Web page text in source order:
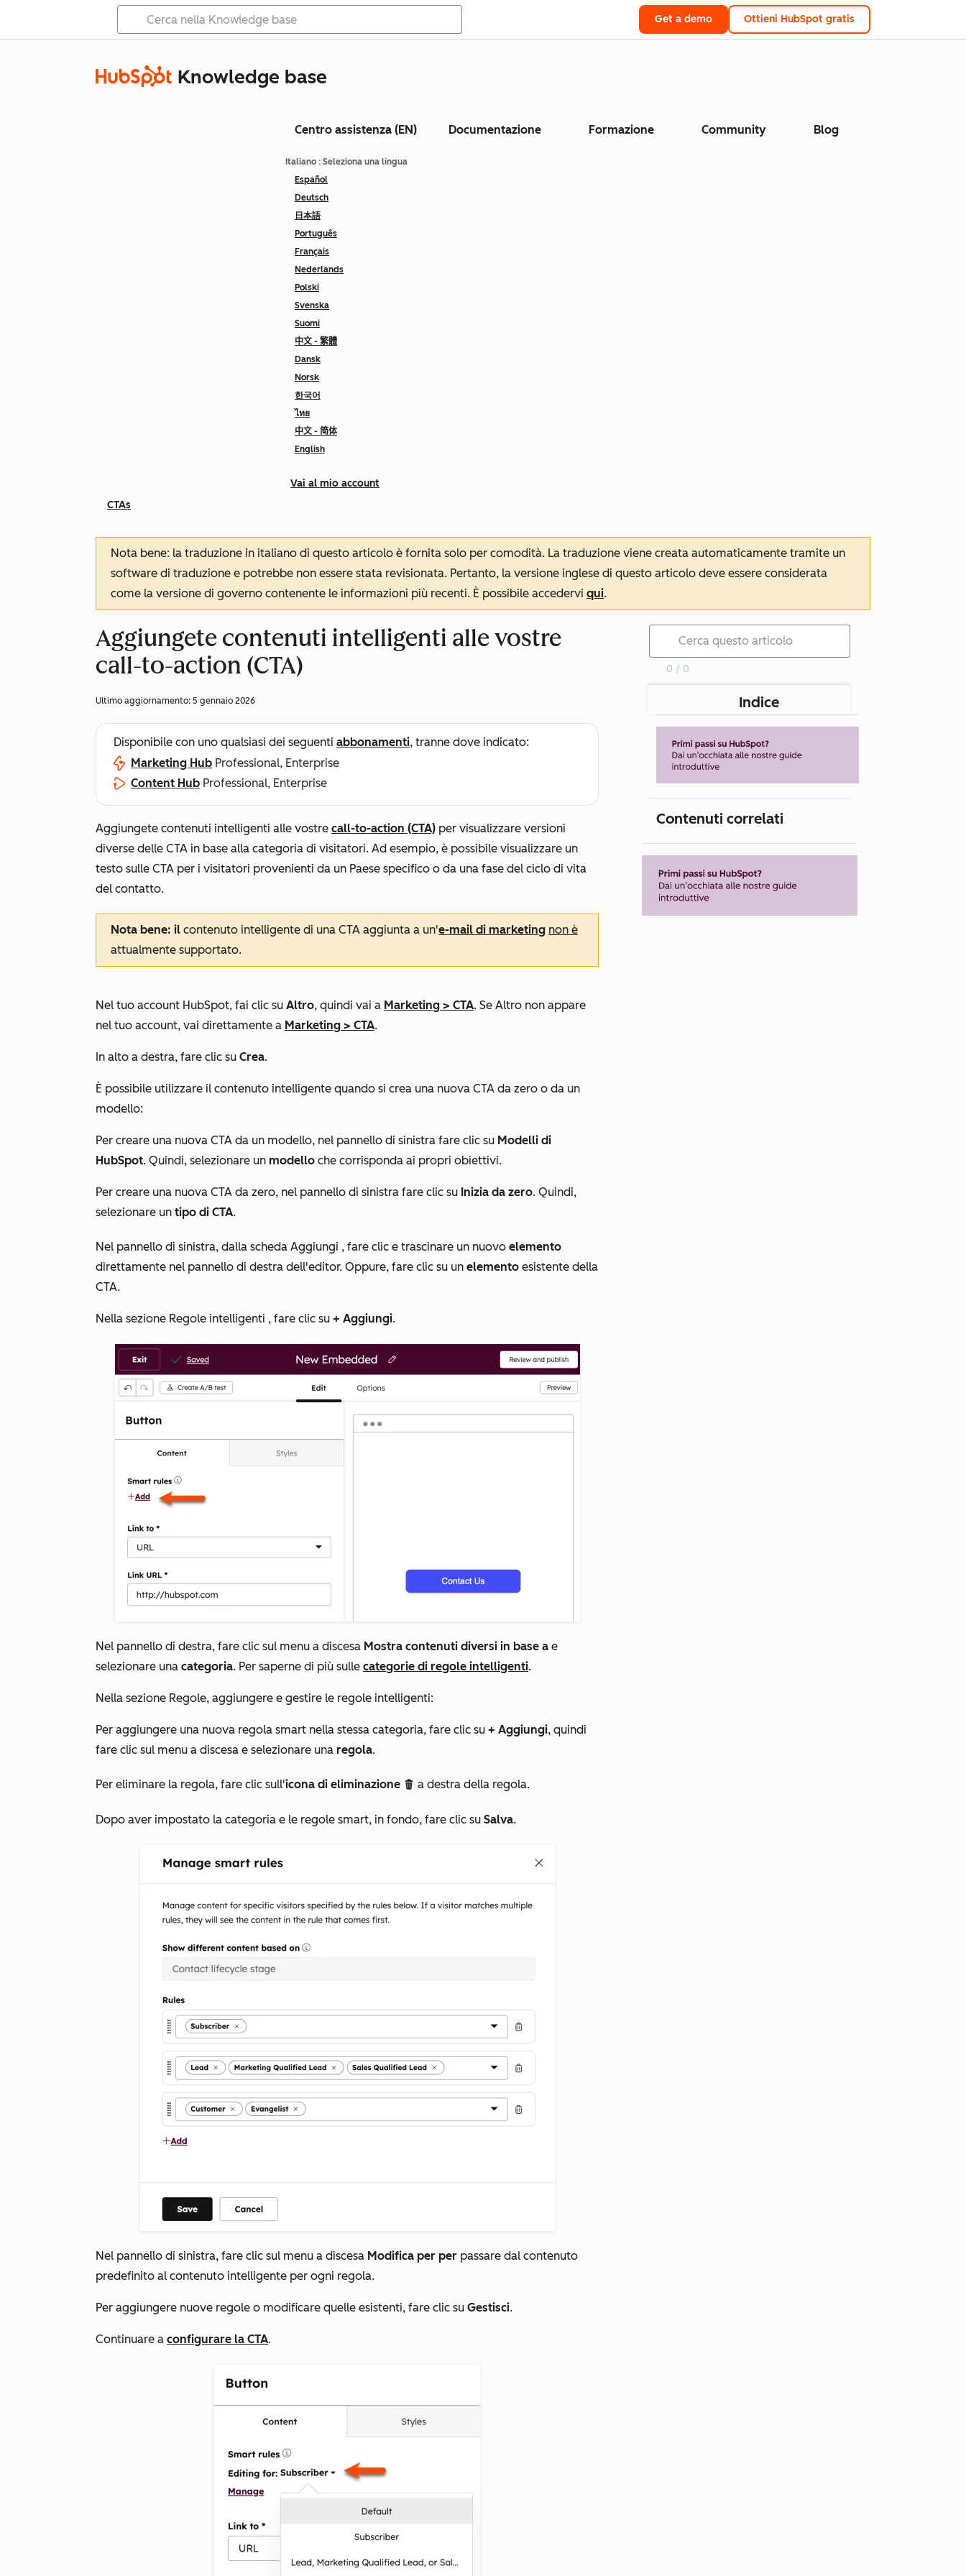
Get a demo Ottieni HubSpot gratis
Knowledge base
Centro assistenza (EN) Documentazione Formazione Community Blog
Italiano : Seleziona una lingua
Español
Deutsch
日本語
Português
Français
Nederlands
Polski
Svenska
Suomi
中文 - 繁體
Dansk
Norsk
한국어
ไทย
中文 - 简体
English
Vai al mio account
CTAs
Nota bene: la traduzione in italiano di questo articolo è fornita solo per comodità. La traduzione viene creata automaticamente tramite un
software di traduzione e potrebbe non essere stata revisionata. Pertanto, la versione inglese di questo articolo deve essere considerata
come la versione di governo contenente le informazioni più recenti. È possibile accedervi qui.
Aggiungete contenuti intelligenti alle vostre
call-to-action (CTA)
Ultimo aggiornamento: 5 gennaio 2026
Disponibile con uno qualsiasi dei seguenti abbonamenti, tranne dove indicato:
Marketing Hub Professional, Enterprise
Content Hub Professional, Enterprise
Aggiungete contenuti intelligenti alle vostre call-to-action (CTA) per visualizzare versioni
diverse delle CTA in base alla categoria di visitatori. Ad esempio, è possibile visualizzare un
testo sulle CTA per i visitatori provenienti da un Paese specifico o da una fase del ciclo di vita
del contatto.
Nota bene: il contenuto intelligente di una CTA aggiunta a un'e-mail di marketing non è
attualmente supportato.
Nel tuo account HubSpot, fai clic su Altro, quindi vai a Marketing > CTA. Se Altro non appare
nel tuo account, vai direttamente a Marketing > CTA.
In alto a destra, fare clic su Crea.
È possibile utilizzare il contenuto intelligente quando si crea una nuova CTA da zero o da un
modello:
Per creare una nuova CTA da un modello, nel pannello di sinistra fare clic su Modelli di
HubSpot. Quindi, selezionare un modello che corrisponda ai propri obiettivi.
Per creare una nuova CTA da zero, nel pannello di sinistra fare clic su Inizia da zero. Quindi,
selezionare un tipo di CTA.
Nel pannello di sinistra, dalla scheda Aggiungi , fare clic e trascinare un nuovo elemento
direttamente nel pannello di destra dell'editor. Oppure, fare clic su un elemento esistente della
CTA.
Nella sezione Regole intelligenti , fare clic su + Aggiungi.
Nel pannello di destra, fare clic sul menu a discesa Mostra contenuti diversi in base a e
selezionare una categoria. Per saperne di più sulle categorie di regole intelligenti.
Nella sezione Regole, aggiungere e gestire le regole intelligenti:
Per aggiungere una nuova regola smart nella stessa categoria, fare clic su + Aggiungi, quindi
fare clic sul menu a discesa e selezionare una regola.
Per eliminare la regola, fare clic sull'icona di eliminazione delete a destra della regola.
Dopo aver impostato la categoria e le regole smart, in fondo, fare clic su Salva.
Nel pannello di sinistra, fare clic sul menu a discesa Modifica per per passare dal contenuto
predefinito al contenuto intelligente per ogni regola.
Per aggiungere nuove regole o modificare quelle esistenti, fare clic su Gestisci.
Continuare a configurare la CTA.
0 / 0
Indice
Contenuti correlati